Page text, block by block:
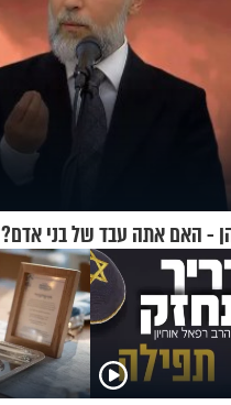
- האם אתה עבד של בני אדם?